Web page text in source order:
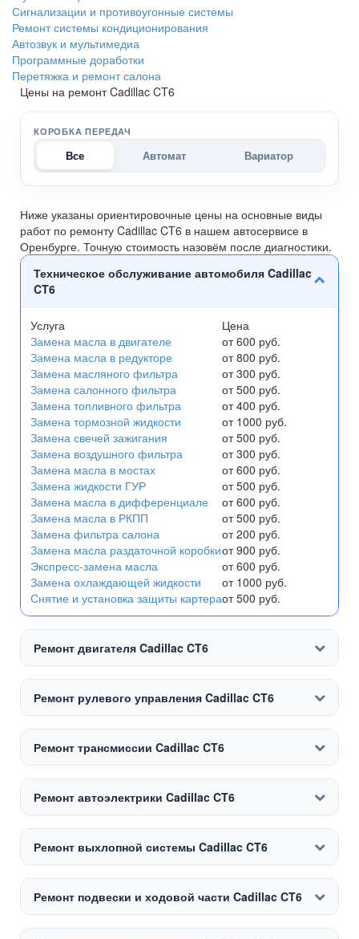
Сигнализации и противоугонные системы
Ремонт системы кондиционирования
Автозвук и мультимедиа
Программные доработки
Перетяжка и ремонт салона
Цены на ремонт Cadillac CT6
КОРОБКА ПЕРЕДАЧ
Все Автомат Вариатор
Ниже указаны ориентировочные цены на основные виды
работ по ремонту Cadillac CT6 в нашем автосервисе в
Оренбурге. Точную стоимость назовём после диагностики.
Техническое обслуживание автомобиля Cadillac
CT6
Услуга
Цена
Замена масла в двигателе
от 600 руб.
Замена масла в редукторе
от 800 руб.
Замена масляного фильтра
от 300 руб.
Замена салонного фильтра
от 500 руб.
Замена топливного фильтра
от 400 руб.
Замена тормозной жидкости
от 1000 руб.
Замена свечей зажигания
от 500 руб.
Замена воздушного фильтра
от 300 руб.
Замена масла в мостах
от 600 руб.
Замена жидкости ГУР
от 500 руб.
Замена масла в дифференциале
от 600 руб.
Замена масла в РКПП
от 500 руб.
Замена фильтра салона
от 200 руб.
Замена масла раздаточной коробкиот 900 руб.
Экспресс-замена масла
от 600 руб.
Замена охлаждающей жидкости
от 1000 руб.
Снятие и установка защиты картераот 500 руб.
Ремонт двигателя Cadillac CT6
Ремонт рулевого управления Cadillac CT6
Ремонт трансмиссии Cadillac CT6
Ремонт автоэлектрики Cadillac CT6
Ремонт выхлопной системы Cadillac CT6
Ремонт подвески и ходовой части Cadillac CT6